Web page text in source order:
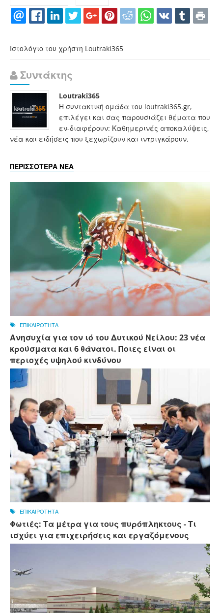
Ιστολόγιο του χρήστη Loutraki365
Συντάκτης
Loutraki365
Η συντακτική ομάδα του loutraki365.gr,
επιλέγει και σας παρουσιάζει θέματα που
εν-διαφέρουν: Καθημερινές αποκαλύψεις,
νέα και ειδήσεις που ξεχωρίζουν και ιντριγκάρουν.
ΠΕΡΙΣΣΟΤΕΡΑ ΝΕΑ
ΕΠΙΚΑΙΡΟΤΗΤΑ
Ανησυχία για τον ιό του Δυτικού Νείλου: 23 νέα
κρούσματα και 6 θάνατοι. Ποιες είναι οι
περιοχές υψηλού κινδύνου
ΕΠΙΚΑΙΡΟΤΗΤΑ
Φωτιές: Τα μέτρα για τους πυρόπληκτους - Τι
ισχύει για επιχειρήσεις και εργαζόμενους